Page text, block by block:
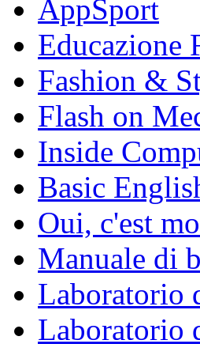
AppSport
Educazione
Fashion &
Flash on
Inside
Basic
Oui, c'est
Manuale di
Laboratorio
Laboratorio